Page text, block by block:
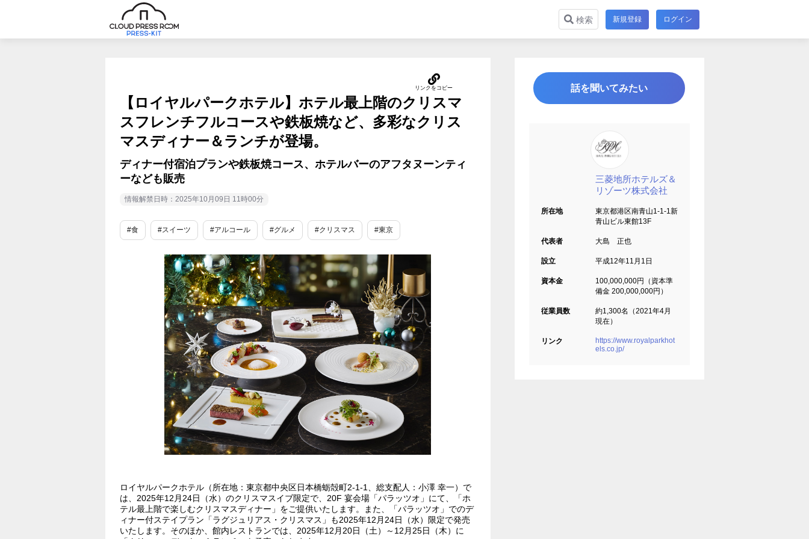
検索 新規登録 ログイン
【ロイヤルパークホテル】ホテル最上階のクリスマ
スフレンチフルコースや鉄板焼など、多彩なクリス
マスディナー＆ランチが登場。
ディナー付宿泊プランや鉄板焼コース、ホテルバーのアフタヌーンティ
ーなども販売
情報解禁日時：2025年10月09日 11時00分
#食 #スイーツ #アルコール #グルメ #クリスマス #東京
ロイヤルパークホテル（所在地：東京都中央区日本橋蛎殻町2-1-1、総支配人：小澤 幸一）で
は、2025年12月24日（水）のクリスマスイブ限定で、20F 宴会場「パラッツオ」にて、「ホ
テル最上階で楽しむクリスマスディナー」をご提供いたします。また、「パラッツオ」でのデ
ィナー付ステイプラン「ラグジュリアス・クリスマス」も2025年12月24日（水）限定で発売
いたします。そのほか、館内レストランでは、2025年12月20日（土）～12月25日（木）に
話を聞いてみたい
三菱地所ホテルズ＆
リゾーツ株式会社
所在地
東京都港区南青山1-1-1新
青山ビル東館13F
代表者 大島 正也
設立 平成12年11月1日
資本金
100,000,000円（資本準
備金 200,000,000円）
従業員数
約1,300名（2021年4月
現在）
リンク
https://www.royalparkhot
els.co.jp/